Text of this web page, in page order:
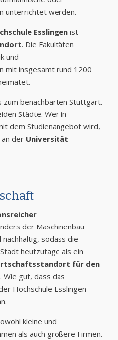
unterrichtet werden.
Esslingenist
. Die Fakultäten
und
mit insgesamt rund 1200
zum benachbarten Stuttgart.
Städte. Wer in
dem Studienangebot wird,
an der Universität
der Maschinenbau
sodass die
heutzutage als ein
für den
Wie gut, dass das
Hochschule Esslingen
kleine und
als auch größere Firmen.